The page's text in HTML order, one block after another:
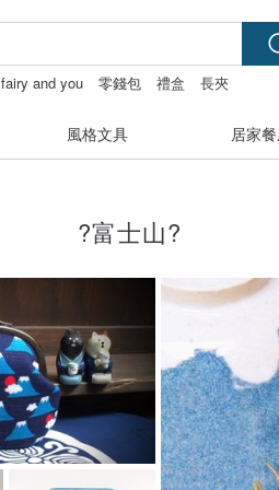
fairy and you 零錢包 禮盒 長夾
風格文具 居家
?富士山?